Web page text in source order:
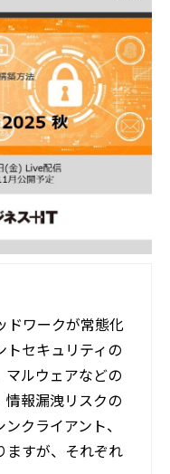
ドワークが常態化
トセキュリティの
マルウェアなどの
情報漏洩リスクの
クライアント、
ますが、それぞれ